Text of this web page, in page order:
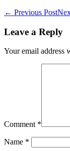
Post
← Previous Post
Leave a Reply
Your email address
Comment *
Name *